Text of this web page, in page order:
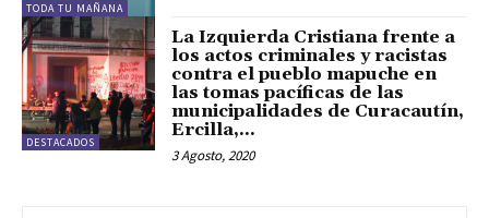
TODA TU MAÑANA
DESTACADOS
La Izquierda Cristiana frente a
los actos criminales y racistas
contra el pueblo mapuche en
las tomas pacíficas de las
municipalidades de Curacautín,
Ercilla,...
3 Agosto, 2020